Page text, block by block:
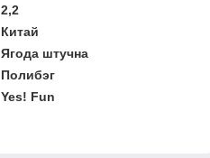
2,2
Китай
Ягода штучна
Полибэг
Yes! Fun